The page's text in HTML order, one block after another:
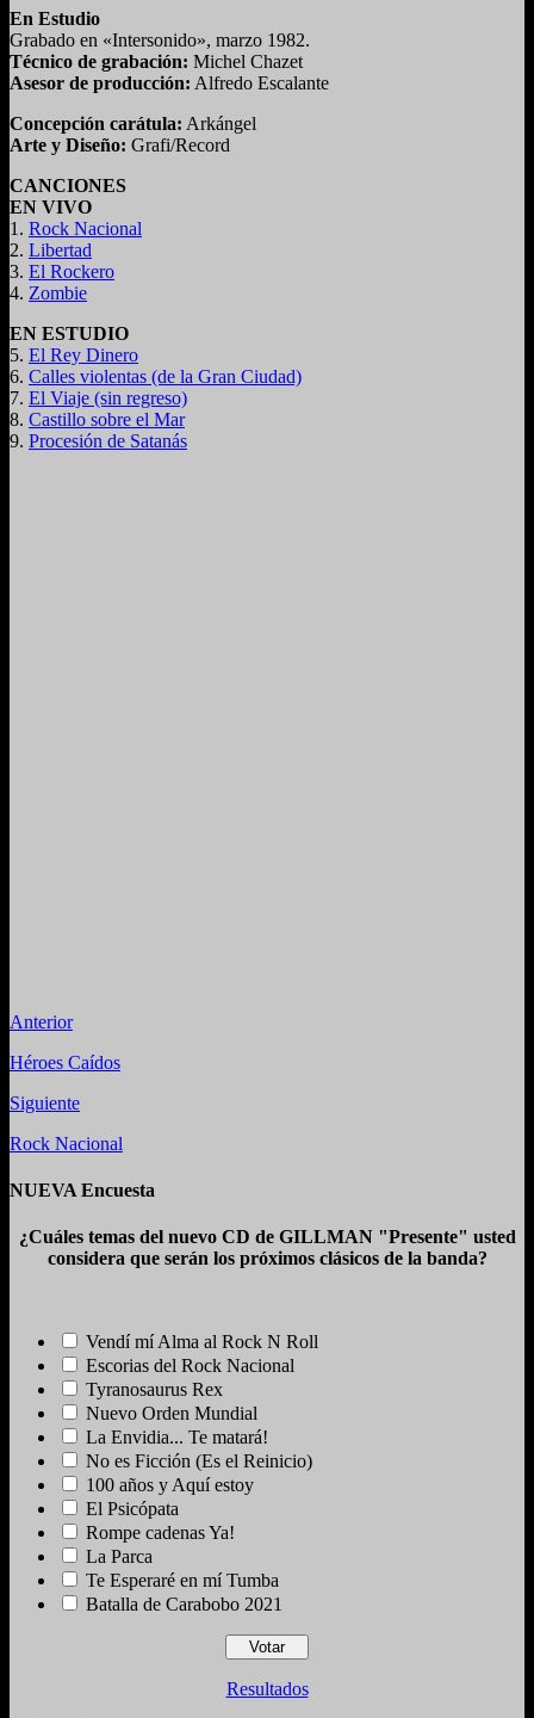
En Estudio
Grabado en «Intersonido», marzo 1982.
Técnico de grabación: Michel Chazet
Asesor de producción: Alfredo Escalante
Concepción carátula: Arkángel
Arte y Diseño: Grafi/Record
CANCIONES
EN VIVO
1. Rock Nacional
2. Libertad
3. El Rockero
4. Zombie
EN ESTUDIO
5. El Rey Dinero
6. Calles violentas (de la Gran Ciudad)
7. El Viaje (sin regreso)
8. Castillo sobre el Mar
9. Procesión de Satanás
Anterior
Héroes Caídos
Siguiente
Rock Nacional
NUEVA Encuesta
¿Cuáles temas del nuevo CD de GILLMAN "Presente" usted
considera que serán los próximos clásicos de la banda?
Vendí mí Alma al Rock N Roll
Escorias del Rock Nacional
Tyranosaurus Rex
Nuevo Orden Mundial
La Envidia... Te matará!
No es Ficción (Es el Reinicio)
100 años y Aquí estoy
El Psicópata
Rompe cadenas Ya!
La Parca
Te Esperaré en mí Tumba
Batalla de Carabobo 2021
Resultados